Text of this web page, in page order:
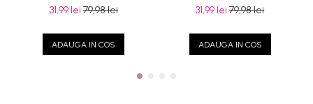
31,99 lei79,98 lei
ADAUGA IN COS
31,99 lei79,98 lei
ADAUGA IN COS